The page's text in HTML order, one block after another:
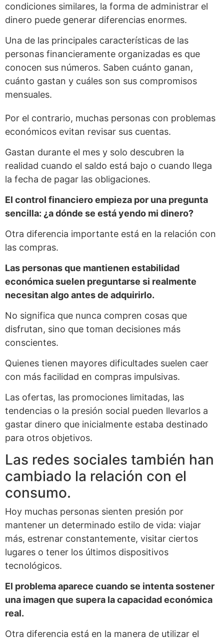
condiciones similares, la forma de administrar el
dinero puede generar diferencias enormes.
Una de las principales características de las
personas financieramente organizadas es que
conocen sus números. Saben cuánto ganan,
cuánto gastan y cuáles son sus compromisos
mensuales.
Por el contrario, muchas personas con problemas
económicos evitan revisar sus cuentas.
Gastan durante el mes y solo descubren la
realidad cuando el saldo está bajo o cuando llega
la fecha de pagar las obligaciones.
El control financiero empieza por una pregunta
sencilla: ¿a dónde se está yendo mi dinero?
Otra diferencia importante está en la relación con
las compras.
Las personas que mantienen estabilidad
económica suelen preguntarse si realmente
necesitan algo antes de adquirirlo.
No significa que nunca compren cosas que
disfrutan, sino que toman decisiones más
conscientes.
Quienes tienen mayores dificultades suelen caer
con más facilidad en compras impulsivas.
Las ofertas, las promociones limitadas, las
tendencias o la presión social pueden llevarlos a
gastar dinero que inicialmente estaba destinado
para otros objetivos.
Las redes sociales también han
cambiado la relación con el
consumo.
Hoy muchas personas sienten presión por
mantener un determinado estilo de vida: viajar
más, estrenar constantemente, visitar ciertos
lugares o tener los últimos dispositivos
tecnológicos.
El problema aparece cuando se intenta sostener
una imagen que supera la capacidad económica
real.
Otra diferencia está en la manera de utilizar el